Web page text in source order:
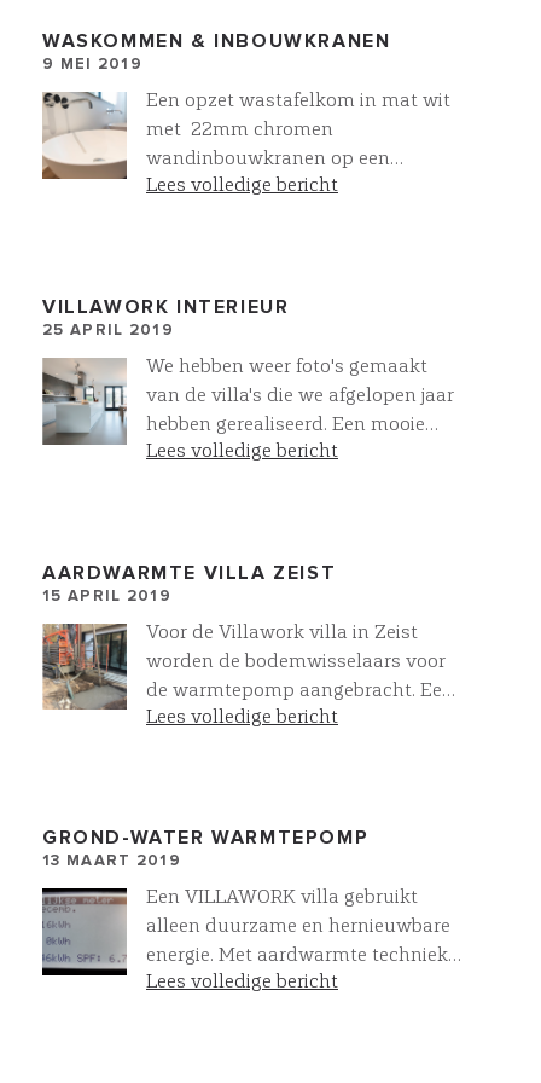
WASKOMMEN & INBOUWKRANEN
9 MEI 2019
Een opzet wastafelkom in mat wit
met 22mm chromen
wandinbouwkranen op een
meubelmaatwerk eiken onderkast.
klanten kiezen voor een VIllawork
Lees volledige bericht
VILLAWORK INTERIEUR
25 APRIL 2019
We hebben weer foto's gemaakt
van de villa's die we afgelopen jaar
hebben gerealiseerd. Een mooie
woon-eetkeuken met onze
Lees volledige bericht
AARDWARMTE VILLA ZEIST
15 APRIL 2019
Voor de Villawork villa in Zeist
worden de bodemwisselaars voor
de warmtepomp aangebracht. Een
all-electric villa waarbij met
Lees volledige bericht
GROND-WATER WARMTEPOMP
13 MAART 2019
Een VILLAWORK villa gebruikt
alleen duurzame en hernieuwbare
energie. Met aardwarmte techniek
wordt warmte en koude onttrokken
Lees volledige bericht